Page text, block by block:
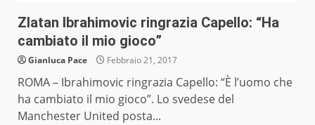
Zlatan Ibrahimovic ringrazia Capello: “Ha
cambiato il mio gioco”
Gianluca Pace Febbraio 21, 2017
ROMA – Ibrahimovic ringrazia Capello: “È l’uomo che
ha cambiato il mio gioco”. Lo svedese del
Manchester United posta...